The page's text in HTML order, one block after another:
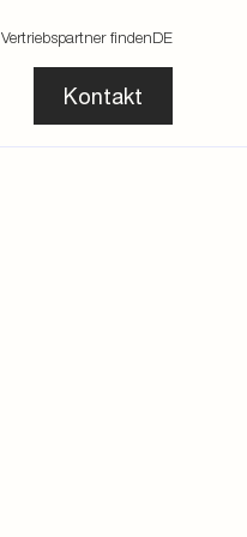
Vertriebspartner findenDE
Kontakt